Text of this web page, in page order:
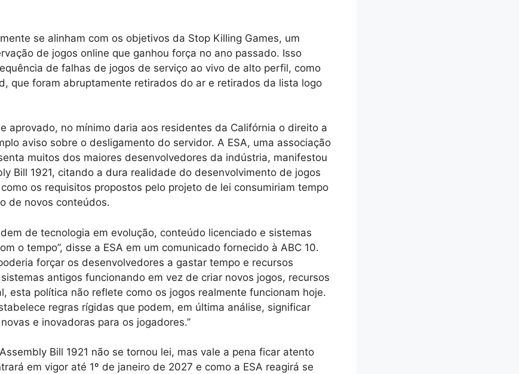
se alinham com os objetivos da Stop Killing Games, um
de jogos online que ganhou força no ano passado. Isso
de falhas de jogos de serviço ao vivo de alto perfil, como
que foram abruptamente retirados do ar e retirados da lista logo
aprovado, no mínimo daria aos residentes da Califórnia o direito a
aviso sobre o desligamento do servidor. A ESA, uma associação
muitos dos maiores desenvolvedores da indústria, manifestou
Bill 1921, citando a dura realidade do desenvolvimento de jogos
os requisitos propostos pelo projeto de lei consumiriam tempo
de novos conteúdos.
de tecnologia em evolução, conteúdo licenciado e sistemas
o tempo”, disse a ESA em um comunicado fornecido à ABC 10.
forçar os desenvolvedores a gastar tempo e recursos
antigos funcionando em vez de criar novos jogos, recursos
esta política não reflete como os jogos realmente funcionam hoje.
regras rígidas que podem, em última análise, significar
e inovadoras para os jogadores.”
Bill 1921 não se tornou lei, mas vale a pena ficar atento
em vigor até 1º de janeiro de 2027 e como a ESA reagirá se